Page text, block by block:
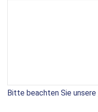
Bitte beachten Sie unsere